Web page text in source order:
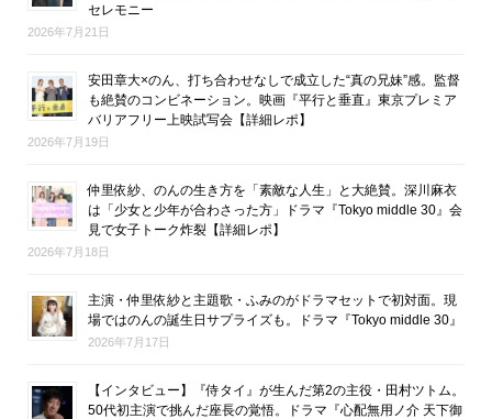
セレモニー
2026年7月21日
安田章大×のん、打ち合わせなしで成立した“真の兄妹”感。監督
も絶賛のコンビネーション。映画『平行と垂直』東京プレミア
バリアフリー上映試写会【詳細レポ】
2026年7月19日
仲里依紗、のんの生き方を「素敵な人生」と大絶賛。深川麻衣
は「少女と少年が合わさった方」ドラマ『Tokyo middle 30』会
見で女子トーク炸裂【詳細レポ】
2026年7月18日
主演・仲里依紗と主題歌・ふみのがドラマセットで初対面。現
場ではのんの誕生日サプライズも。ドラマ『Tokyo middle 30』
2026年7月17日
【インタビュー】『侍タイ』が生んだ第2の主役・田村ツトム。
50代初主演で挑んだ座長の覚悟。ドラマ『心配無用ノ介 天下御